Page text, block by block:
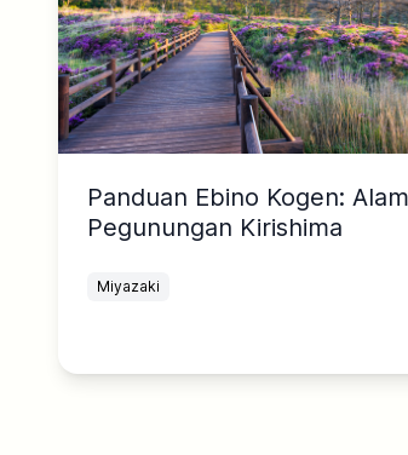
Panduan Ebino Kogen: Alam
Pegunungan Kirishima
Miyazaki